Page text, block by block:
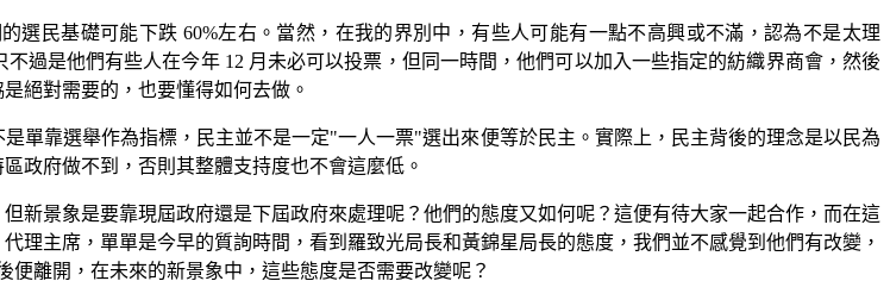
民基礎可能下跌 60%左右。當然，在我的界別中，有些人可能有一點不高興或不滿，認為不是太理
過是他們有些人在今年 12 月未必可以投票，但同一時間，他們可以加入一些指定的紡織界商會，然後
絕對需要的，也要懂得如何去做。
單靠選舉作為指標，民主並不是一定"一人一票"選出來便等於民主。實際上，民主背後的理念是以民為
政府做不到，否則其整體支持度也不會這麼低。
新景象是要靠現屆政府還是下屆政府來處理呢？他們的態度又如何呢？這便有待大家一起合作，而在這
主席，單單是今早的質詢時間，看到羅致光局長和黃錦星局長的態度，我們並不感覺到他們有改變，
離開，在未來的新景象中，這些態度是否需要改變呢？